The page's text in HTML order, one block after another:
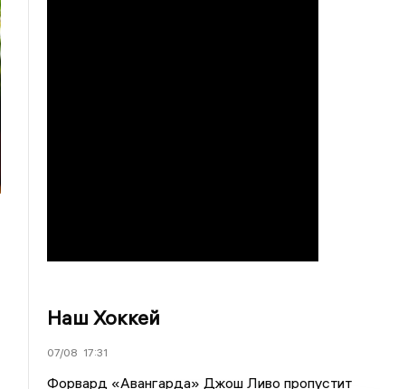
Наш Хоккей
07/08 17:31
Форвард «Авангарда» Джош Ливо пропустит